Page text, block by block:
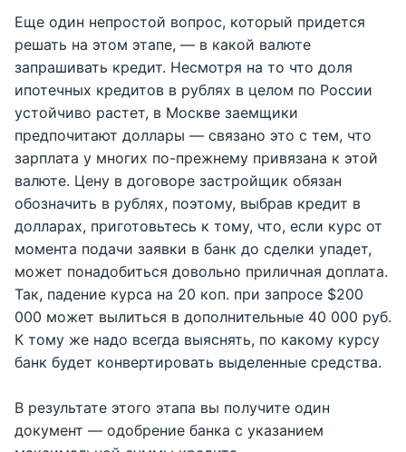
Еще один непростой вопрос, который придется
решать на этом этапе, — в какой валюте
запрашивать кредит. Несмотря на то что доля
ипотечных кредитов в рублях в целом по России
устойчиво растет, в Москве заемщики
предпочитают доллары — связано это с тем, что
зарплата у многих по-прежнему привязана к этой
валюте. Цену в договоре застройщик обязан
обозначить в рублях, поэтому, выбрав кредит в
долларах, приготовьтесь к тому, что, если курс от
момента подачи заявки в банк до сделки упадет,
может понадобиться довольно приличная доплата.
Так, падение курса на 20 коп. при запросе $200
000 может вылиться в дополнительные 40 000 руб.
К тому же надо всегда выяснять, по какому курсу
банк будет конвертировать выделенные средства.
В результате этого этапа вы получите один
документ — одобрение банка с указанием